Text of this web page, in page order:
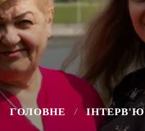
ГОЛОВНЕ ІНТЕРВ'Ю